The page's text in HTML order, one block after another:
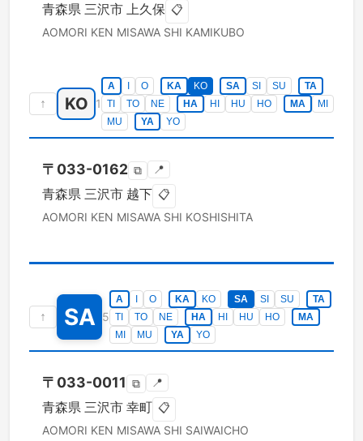
青森県 三沢市 上久保 📋
AOMORI KEN MISAWA SHI KAMIKUBO
↑ KO 1
A O KA KO SA SI SU
TA
TI
TO NE HA HI HU HO MA
MI
MU
YA YO
〒 033-0162 ⧉ 📍
青森県 三沢市 越下 📋
AOMORI KEN MISAWA SHI KOSHISHITA
↑ SA 5
A O KA KO SA SI SU
TA
TI
TO NE HA HI HU HO
MA
MI
MU YA YO
〒 033-0011 ⧉ 📍
青森県 三沢市 幸町 📋
AOMORI KEN MISAWA SHI SAIWAICHO